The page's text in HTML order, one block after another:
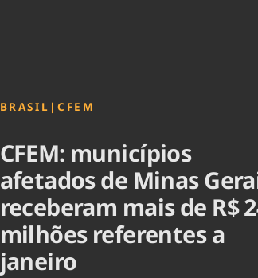
BRASIL |CFEM
CFEM: municípios
afetados de Minas
receberam mais de R$
milhões referentes a
janeiro